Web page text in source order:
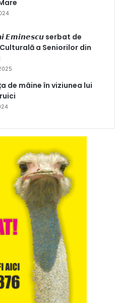
𝙀𝙢𝙞𝙣𝙚𝙨𝙘𝙪 serbat de
a Seniorilor din
de mâine în viziunea lui